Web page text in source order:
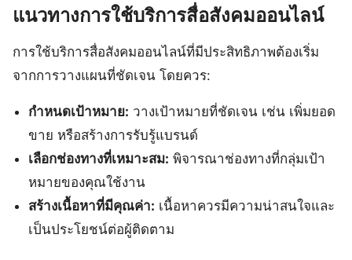
แนวทางการใช้บริการสื่อสังคมออนไลน์
การใช้บริการสื่อสังคมออนไลน์ที่มีประสิทธิภาพต้องเริ่ม
จากการวางแผนที่ชัดเจน โดยควร:
กำหนดเป้าหมาย: วางเป้าหมายที่ชัดเจน เช่น เพิ่มยอด
ขาย หรือสร้างการรับรู้แบรนด์
เลือกช่องทางที่เหมาะสม: พิจารณาช่องทางที่กลุ่มเป้า
หมายของคุณใช้งาน
สร้างเนื้อหาที่มีคุณค่า: เนื้อหาควรมีความน่าสนใจและ
เป็นประโยชน์ต่อผู้ติดตาม